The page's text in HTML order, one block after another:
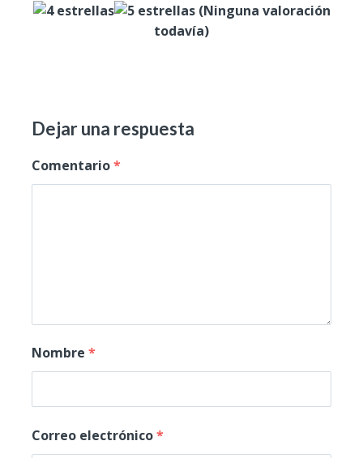
(Ninguna valoración
todavía)
Dejar una respuesta
Comentario*
Nombre *
Correo electrónico*